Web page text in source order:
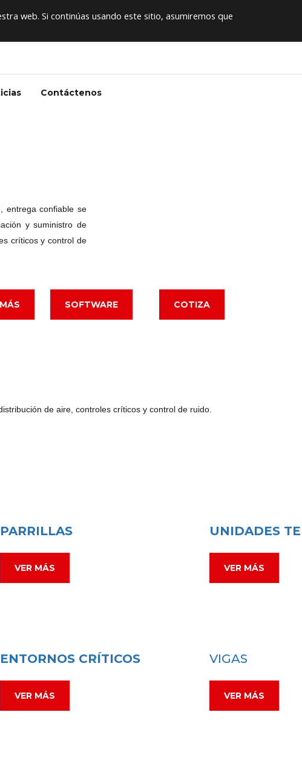
Contáctenos
entrega confiable se
y suministro de
críticos y control de
SOFTWARE COTIZA
de aire, controles críticos y control de ruido.
PARRILLAS
VER MÁS
ENTORNOS CRÍTICOS
VER MÁS
UNIDADES
VER MÁS
VIGAS
VER MÁS
web. Si continúas usando este sitio, asumiremos que